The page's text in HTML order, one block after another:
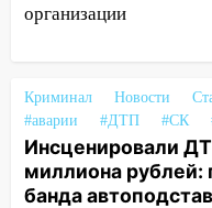
гранату: его
12:34
На
надвигается
и шквал до 27 м/
организации
Криминал Новости
#аварии
#ДТП #СК
Инсценировали
миллиона рублей:
банда